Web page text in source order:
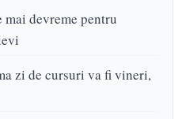
mai devreme pentru
zi de cursuri va fi vineri,